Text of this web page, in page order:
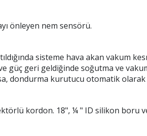
önleyen nem sensörü.
sisteme hava akan vakum
geri geldiğinde soğutma ve
dondurma kurutucu otomatik
kordon. 18", ¼ " ID silikon boru